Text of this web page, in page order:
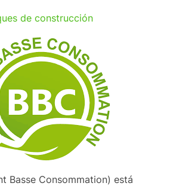
de construcción
Basse Consommation) está